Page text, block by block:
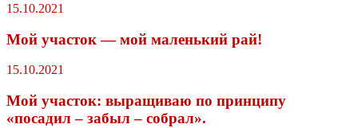
15.10.2021
Мой участок — мой маленький рай!
15.10.2021
Мой участок: выращиваю по принципу
«посадил – забыл – собрал».